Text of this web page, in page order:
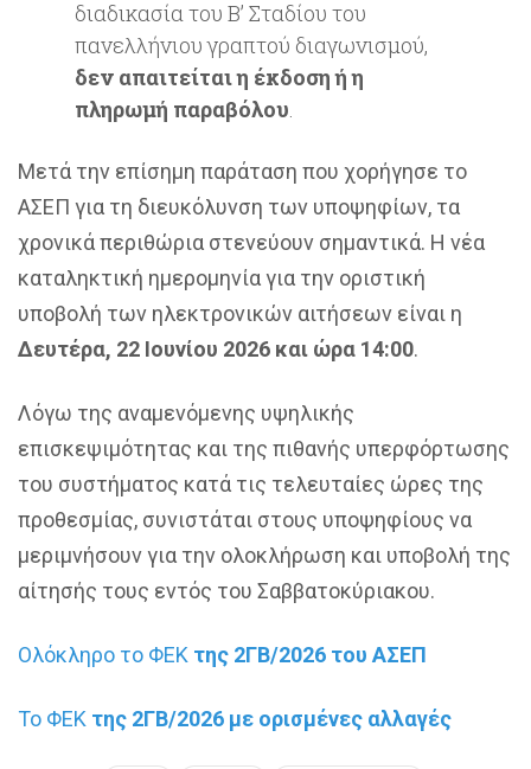
διαδικασία του Β’ Σταδίου του
πανελλήνιου γραπτού διαγωνισμού,
δεν απαιτείται η έκδοση ή η
πληρωμή παραβόλου
Μετά την επίσημη παράταση που χορήγησε το
ΑΣΕΠ για τη διευκόλυνση των υποψηφίων, τα
χρονικά περιθώρια στενεύουν σημαντικά. Η νέα
καταληκτική ημερομηνία για την οριστική
υποβολή των ηλεκτρονικών αιτήσεων είναι η
Δευτέρα, 22 Ιουνίου 2026 και ώρα 14:00.
Λόγω της αναμενόμενης υψηλικής
επισκεψιμότητας και της πιθανής υπερφόρτωσης
του συστήματος κατά τις τελευταίες ώρες της
προθεσμίας, συνιστάται στους υποψηφίους να
μεριμνήσουν για την ολοκλήρωση και υποβολή της
αίτησής τους εντός του Σαββατοκύριακου.
Ολόκληρο το ΦΕΚ της 2ΓΒ/2026 του ΑΣΕΠ
Το ΦΕΚ της 2ΓΒ/2026 με ορισμένες αλλαγές